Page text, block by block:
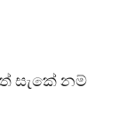
සැකේ නම්